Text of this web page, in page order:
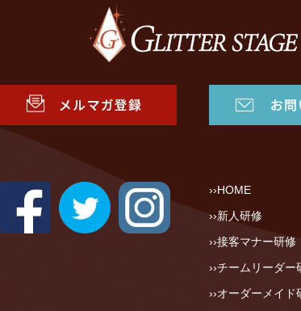
HOME
新人研修
接客マナー研修
チームリーダー
オーダーメイド